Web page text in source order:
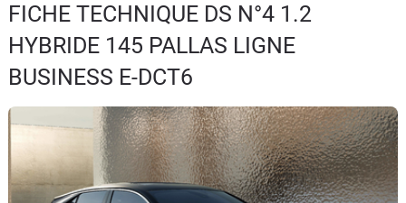
Essais
Guide
d'achat
Utilitaires
FICHE TECHNIQUE DS N°4 1.2
HYBRIDE 145 PALLAS LIGNE
BUSINESS E-DCT6